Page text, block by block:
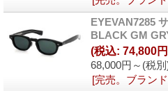
EYEVAN7285
BLACK GM
68,000円～ (税別
(税込: 74,800
[完売。ブラン